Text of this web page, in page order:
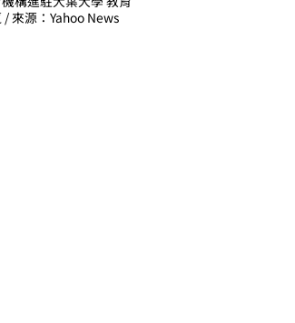
/ 來源：Yahoo News